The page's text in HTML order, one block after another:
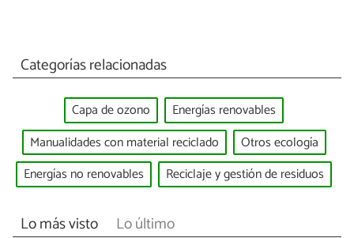
Categorías relacionadas
Capa de ozono
Energías renovables
Manualidades con material reciclado
Otros ecología
Energías no renovables
Reciclaje y gestión de residuos
Lo más visto Lo último